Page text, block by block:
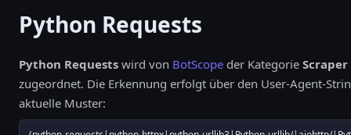
Python Requests
Python Requests wird von BotScope der Kategorie Scraper
zugeordnet. Die Erkennung erfolgt über den User-Agent-
aktuelle Muster: